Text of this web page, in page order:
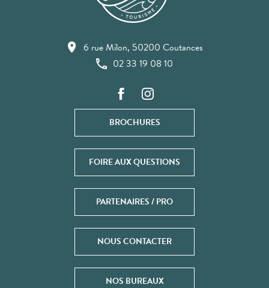
6 rue Milon, 50200 Coutances
02 33 19 08 10
BROCHURES
FOIRE AUX QUESTIONS
PARTENAIRES / PRO
NOUS CONTACTER
NOS BUREAUX